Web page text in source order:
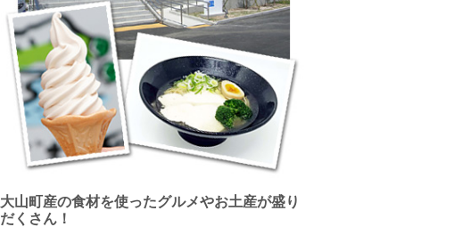
大山町産の食材を使ったグルメやお土産が盛り
だくさん！